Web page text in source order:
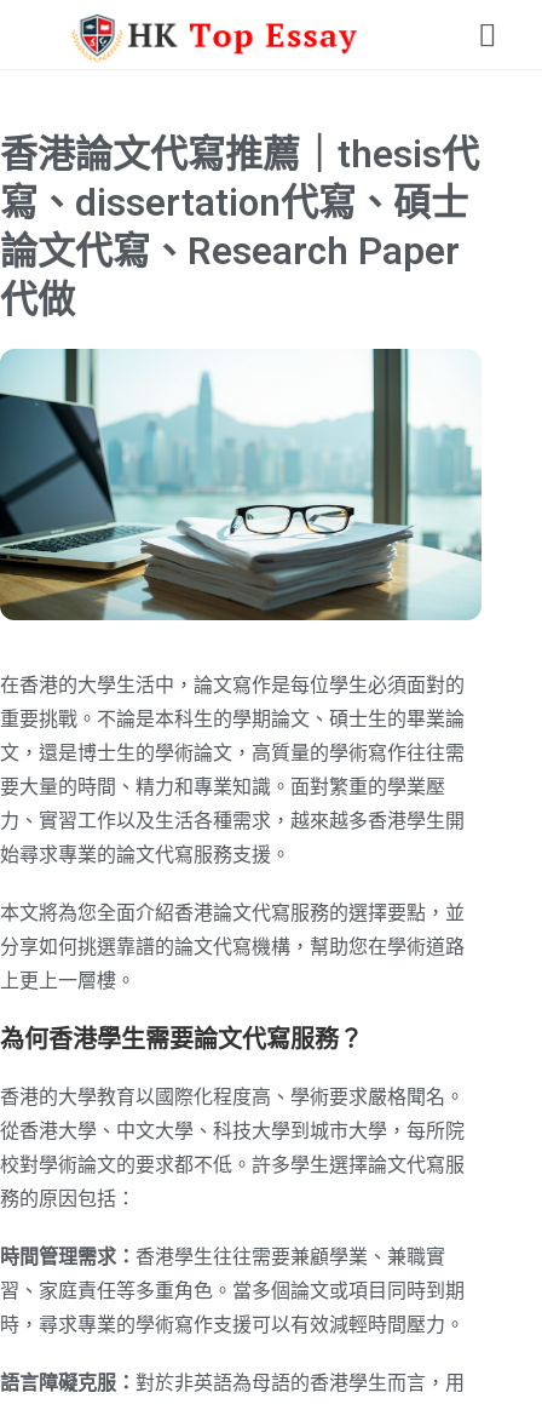
香港論文代寫推薦｜thesis代
寫、dissertation代寫、碩士
論文代寫、Research Paper
代做
在香港的大學生活中，論文寫作是每位學生必須面對的
重要挑戰。不論是本科生的學期論文、碩士生的畢業論
文，還是博士生的學術論文，高質量的學術寫作往往需
要大量的時間、精力和專業知識。面對繁重的學業壓
力、實習工作以及生活各種需求，越來越多香港學生開
始尋求專業的論文代寫服務支援。
本文將為您全面介紹香港論文代寫服務的選擇要點，並
分享如何挑選靠譜的論文代寫機構，幫助您在學術道路
上更上一層樓。
為何香港學生需要論文代寫服務？
香港的大學教育以國際化程度高、學術要求嚴格聞名。
從香港大學、中文大學、科技大學到城市大學，每所院
校對學術論文的要求都不低。許多學生選擇論文代寫服
務的原因包括：
時間管理需求： 香港學生往往需要兼顧學業、兼職實
習、家庭責任等多重角色。當多個論文或項目同時到期
時，尋求專業的學術寫作支援可以有效減輕時間壓力。
語言障礙克服： 對於非英語為母語的香港學生而言，用